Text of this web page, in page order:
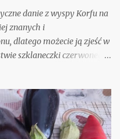
danie z wyspy Korfu na
znanych i
dlatego możecie ją zjeść w
szklaneczki czerwonego
spierać z opinią, że nic nie